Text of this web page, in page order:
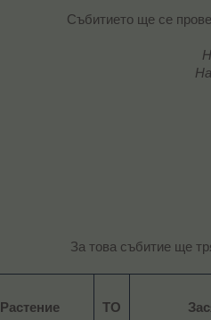
Събитието ще се
За това събитие ще
Растение ТО